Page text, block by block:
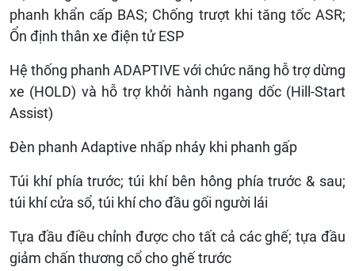
phanh khẩn cấp BAS; Chống trượt khi tăng tốc ASR;
Ổn định thân xe điện tử ESP
Hệ thống phanh ADAPTIVE với chức năng hỗ trợ dừng
xe (HOLD) và hỗ trợ khởi hành ngang dốc (Hill-Start
Assist)
Đèn phanh Adaptive nhấp nháy khi phanh gấp
Túi khí phía trước; túi khí bên hông phía trước & sau;
túi khí cửa sổ, túi khí cho đầu gối người lái
Tựa đầu điều chỉnh được cho tất cả các ghế; tựa đầu
giảm chấn thương cổ cho ghế trước